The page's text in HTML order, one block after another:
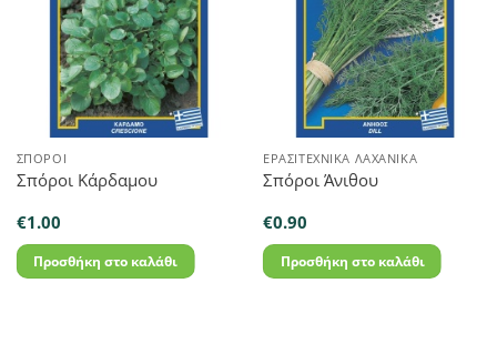
ΣΠΌΡΟΙ
Σπόροι Κάρδαμου
€1.00
Προσθήκη στο καλάθι
ΕΡΑΣΙΤΕΧΝΙΚΆ ΛΑΧΑΝΙΚΆ
Σπόροι Άνιθου
€0.90
Προσθήκη στο καλάθι